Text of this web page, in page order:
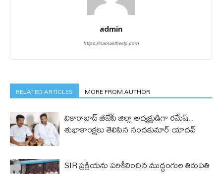
admin
https://namastheslp.com
RELATED ARTICLES MORE FROM AUTHOR
వికారాబాద్ బీజేపీ జిల్లా అధ్యక్షుడిగా రమేష్‌..
శుభాకాంక్షలు తెలిపిన నందకుమార్ యాదవ్
SIR ప్రక్రియను పరిశీలించిన ముద్దంగుల తిరుపతి